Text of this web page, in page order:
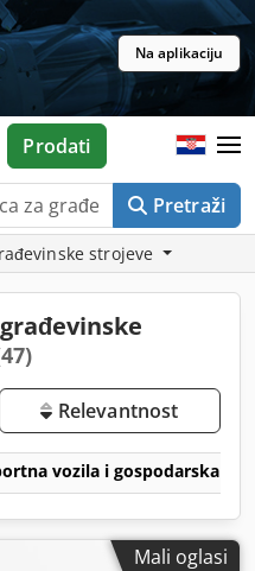
Na aplikaciju
Pretraži
Prodati
strojeve
Relevantnost
vozila i gospodarska
Mali oglasi